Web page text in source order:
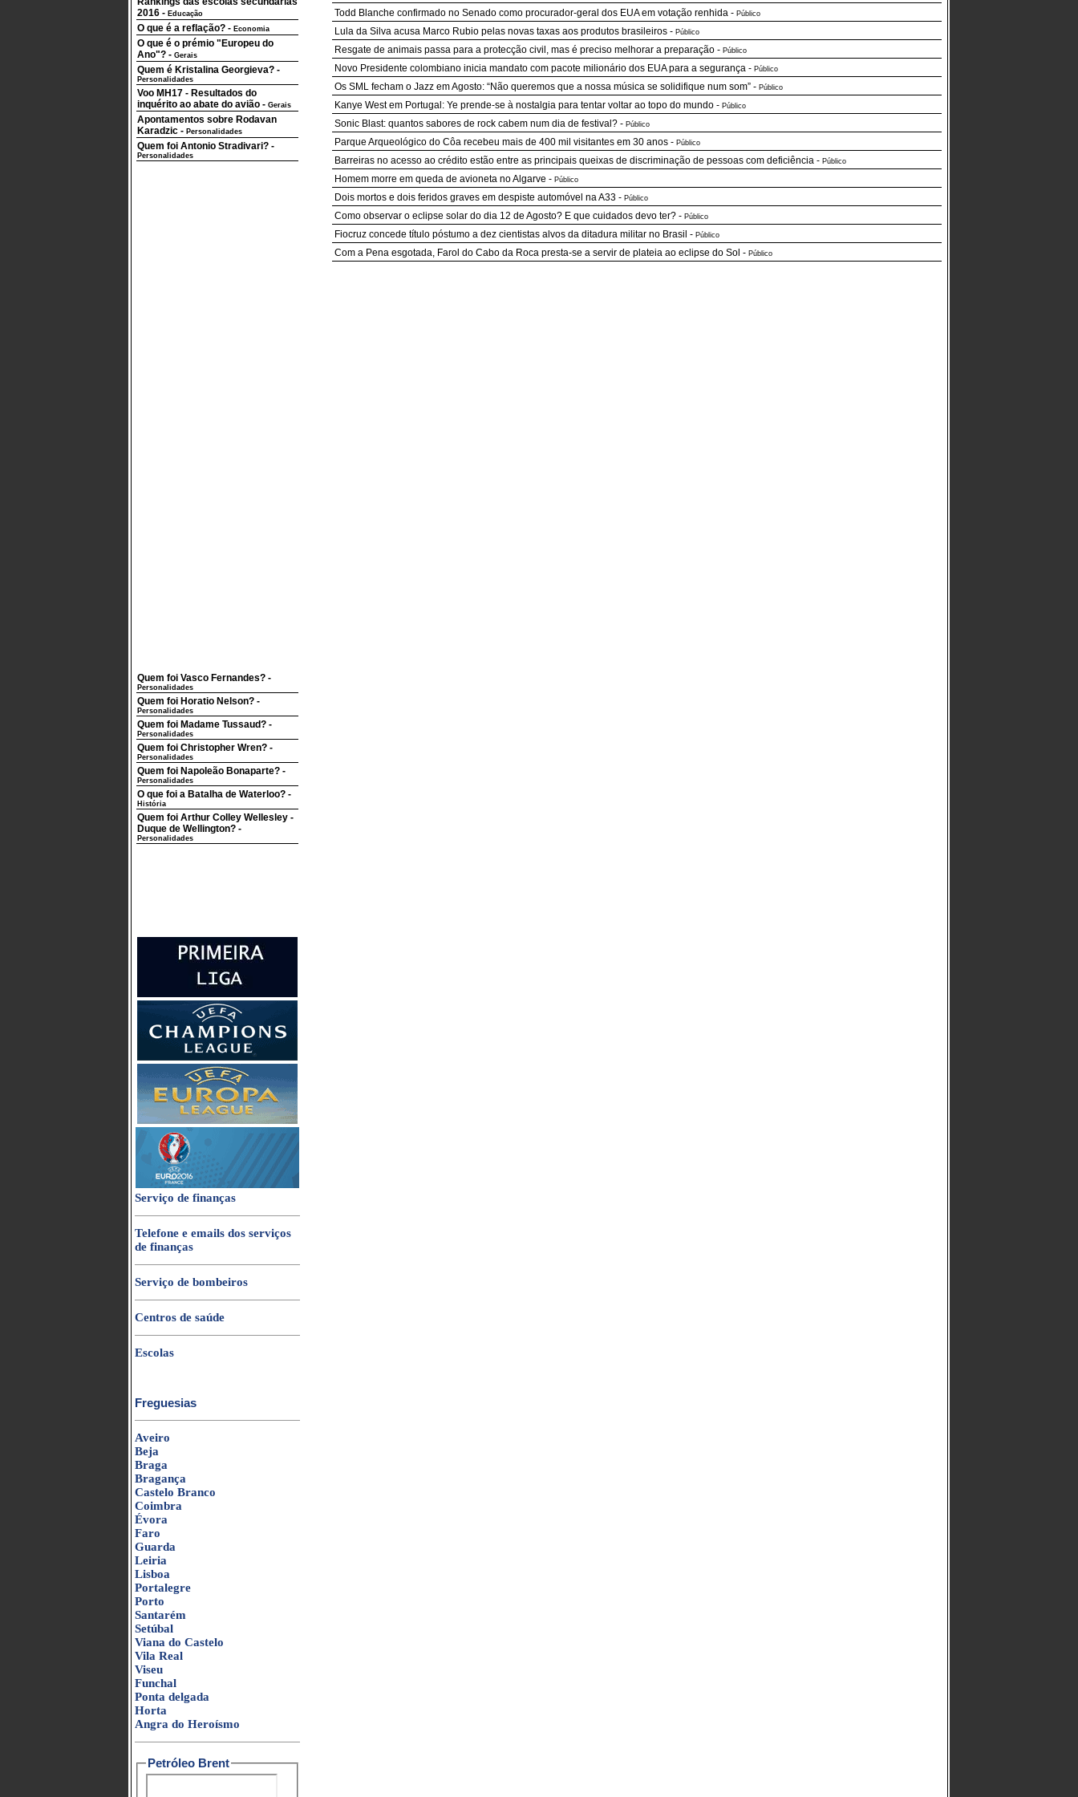
2016 - Educação
O que é a reflação? - Economia
O que é o prémio "Europeu do
Ano"? - Gerais
Quem é Kristalina Georgieva? -
Personalidades
Voo MH17 - Resultados do
inquérito ao abate do avião - Gerais
Apontamentos sobre Rodavan
Karadzic - Personalidades
Quem foi Antonio Stradivari? -
Personalidades
Quem foi Vasco Fernandes? -
Personalidades
Quem foi Horatio Nelson? -
Personalidades
Quem foi Madame Tussaud? -
Personalidades
Quem foi Christopher Wren? -
Personalidades
Quem foi Napoleão Bonaparte? -
Personalidades
O que foi a Batalha de Waterloo? -
História
Quem foi Arthur Colley Wellesley -
Duque de Wellington? -
Personalidades
Serviço de finanças
Telefone e emails dos serviços
de finanças
Serviço de bombeiros
Centros de saúde
Escolas
Freguesias
Aveiro
Beja
Braga
Bragança
Castelo Branco
Coimbra
Évora
Faro
Guarda
Leiria
Lisboa
Portalegre
Porto
Santarém
Setúbal
Viana do Castelo
Vila Real
Viseu
Funchal
Ponta delgada
Horta
Angra do Heroísmo
Petróleo Brent
Todd Blanche confirmado no Senado como procurador-geral dos EUA em votação renhida - Público
Lula da Silva acusa Marco Rubio pelas novas taxas aos produtos brasileiros - Público
Resgate de animais passa para a protecção civil, mas é preciso melhorar a preparação - Público
Novo Presidente colombiano inicia mandato com pacote milionário dos EUA para a segurança - Público
Os SML fecham o Jazz em Agosto: “Não queremos que a nossa música se solidifique num som” - Público
Kanye West em Portugal: Ye prende-se à nostalgia para tentar voltar ao topo do mundo - Público
Sonic Blast: quantos sabores de rock cabem num dia de festival? - Público
Parque Arqueológico do Côa recebeu mais de 400 mil visitantes em 30 anos - Público
Barreiras no acesso ao crédito estão entre as principais queixas de discriminação de pessoas com deficiência - Público
Homem morre em queda de avioneta no Algarve - Público
Dois mortos e dois feridos graves em despiste automóvel na A33 - Público
Como observar o eclipse solar do dia 12 de Agosto? E que cuidados devo ter? - Público
Fiocruz concede título póstumo a dez cientistas alvos da ditadura militar no Brasil - Público
Com a Pena esgotada, Farol do Cabo da Roca presta-se a servir de plateia ao eclipse do Sol - Público